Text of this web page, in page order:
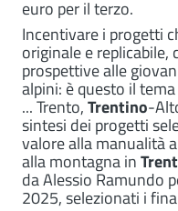
euro per il terzo.
Incentivare i progetti
originale e
prospettive alle
alpini: è questo il
... Trento,Trentino-
sintesi dei progetti
valore alla manualità
alla montagna in
da Alessio Ramundo
2025, selezionati i